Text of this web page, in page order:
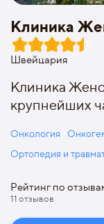
Клиника
Швейцария
Клиника
крупнейших
Онкология
Ортопедия и
Рейтинг по
11отзывов